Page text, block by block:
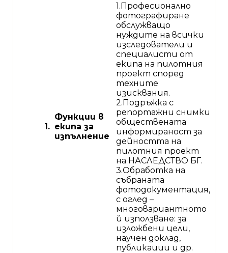
1.
Функции в
екипа за
изпълнение
1.Професионално
фотографиране
обслужващо
нуждите на всички
изследователи и
специалисти от
екипа на пилотния
проект според
техните
изисквания.
2.Подръжка с
репортажни снимки
обществената
информираност за
дейността на
пилотния проект
на НАСЛЕДСТВО БГ.
3.Обработка на
събраната
фотодокументация,
с оглед –
многовариантното
й използване: за
изложбени цели,
научен доклад,
публикации и др.